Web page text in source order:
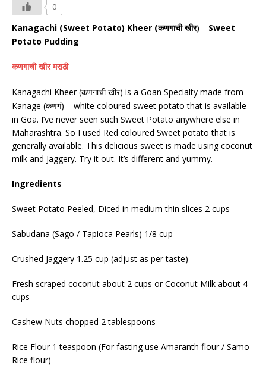
0
Kanagachi (Sweet Potato) Kheer (कणगाची खीर) – Sweet
Potato Pudding
कणगाची खीर मराठी
Kanagachi Kheer (कणगाची खीर) is a Goan Specialty made from
Kanage (कणगं) – white coloured sweet potato that is available
in Goa. I’ve never seen such Sweet Potato anywhere else in
Maharashtra. So I used Red coloured Sweet potato that is
generally available. This delicious sweet is made using coconut
milk and Jaggery. Try it out. It’s different and yummy.
Ingredients
Sweet Potato Peeled, Diced in medium thin slices 2 cups
Sabudana (Sago / Tapioca Pearls) 1/8 cup
Crushed Jaggery 1.25 cup (adjust as per taste)
Fresh scraped coconut about 2 cups or Coconut Milk about 4
cups
Cashew Nuts chopped 2 tablespoons
Rice Flour 1 teaspoon (For fasting use Amaranth flour / Samo
Rice flour)